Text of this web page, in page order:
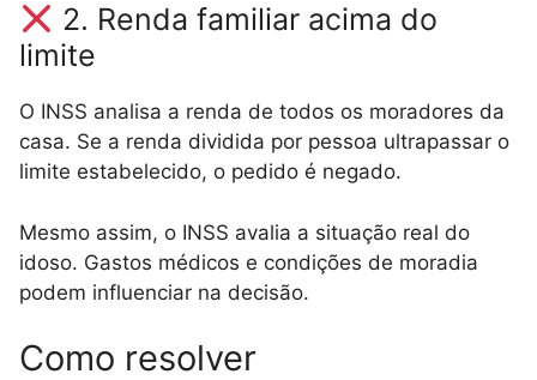
2. Renda familiar acima do
limite
O INSS analisa a renda de todos os moradores da
casa. Se a renda dividida por pessoa ultrapassar o
limite estabelecido, o pedido é negado.
Mesmo assim, o INSS avalia a situação real do
idoso. Gastos médicos e condições de moradia
podem influenciar na decisão.
Como resolver